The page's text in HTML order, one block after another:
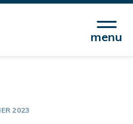
menu
2023